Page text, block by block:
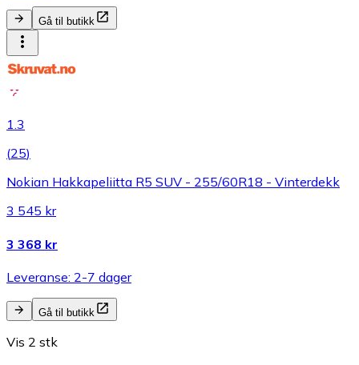
Gå til butikk
1.3
(25)
Nokian Hakkapeliitta R5 SUV - 255/60R18 - Vinterdekk
3 545 kr
3 368 kr
Leveranse: 2-7 dager
Gå til butikk
Vis 2 stk